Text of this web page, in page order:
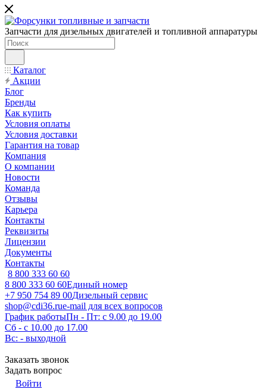
Запчасти для дизельных двигателей и топливной аппаратуры
Каталог
Акции
Блог
Бренды
Как купить
Условия оплаты
Условия доставки
Гарантия на товар
Компания
О компании
Новости
Команда
Отзывы
Карьера
Контакты
Реквизиты
Лицензии
Документы
Контакты
8 800 333 60 60
8 800 333 60 60Единый номер
+7 950 754 89 00Дизельный сервис
shop@cdi36.rue-mail для всех вопросов
График работыПн - Пт: с 9.00 до 19.00
Сб - с 10.00 до 17.00
Вс: - выходной
Заказать звонок
Задать вопрос
Войти